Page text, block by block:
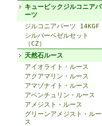
キュービックジルコニアパ
ーツ
ジルコニアパーツ 14KGF
シルバーベゼルセット
（CZ）
天然石ルース
アイオライト・ルース
アクアマリン・ルース
アマゾナイト・ルース
アベンチュリン・ルース
アメジスト・ルース
グリーンアメジスト・ルー
ス